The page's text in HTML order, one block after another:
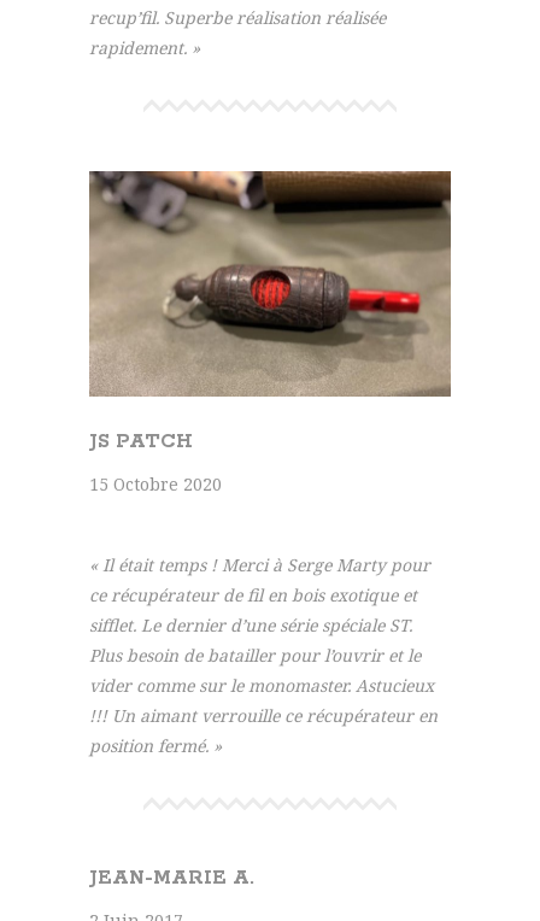
recup’fil. Superbe réalisation réalisée
rapidement. »
JS PATCH
15 Octobre 2020
« Il était temps ! Merci à Serge Marty pour
ce récupérateur de fil en bois exotique et
sifflet. Le dernier d’une série spéciale ST.
Plus besoin de batailler pour l’ouvrir et le
vider comme sur le monomaster. Astucieux
!!! Un aimant verrouille ce récupérateur en
position fermé. »
JEAN-MARIE A.